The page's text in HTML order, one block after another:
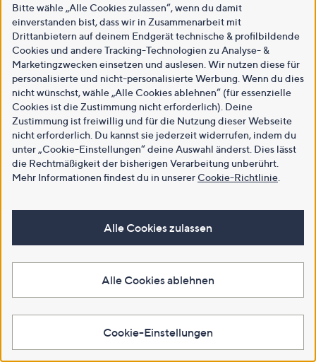
Bitte wähle „Alle Cookies zulassen“, wenn du damit
einverstanden bist, dass wir in Zusammenarbeit mit
Drittanbietern auf deinem Endgerät technische & profilbildende
Cookies und andere Tracking-Technologien zu Analyse- &
Marketingzwecken einsetzen und auslesen. Wir nutzen diese für
personalisierte und nicht-personalisierte Werbung. Wenn du dies
nicht wünschst, wähle „Alle Cookies ablehnen“ (für essenzielle
Cookies ist die Zustimmung nicht erforderlich). Deine
Zustimmung ist freiwillig und für die Nutzung dieser Webseite
nicht erforderlich. Du kannst sie jederzeit widerrufen, indem du
unter „Cookie-Einstellungen“ deine Auswahl änderst. Dies lässt
die Rechtmäßigkeit der bisherigen Verarbeitung unberührt.
Mehr Informationen findest du in unsererCookie-Richtlinie
Alle Cookies zulassen
Alle Cookies ablehnen
Cookie-Einstellungen